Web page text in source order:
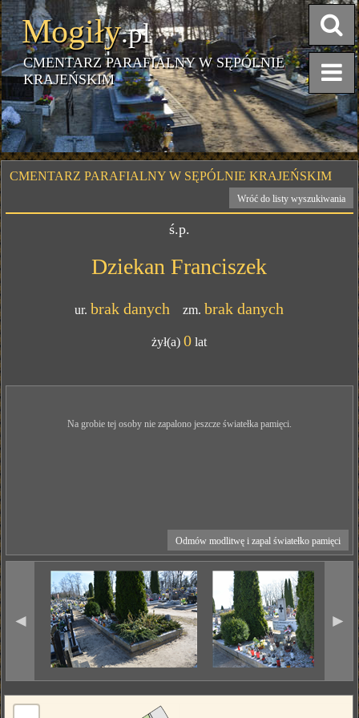
Mogiły.pl
CMENTARZ PARAFIALNY W SĘPÓLNIE
KRAJEŃSKIM
CMENTARZ PARAFIALNY W SĘPÓLNIE KRAJEŃSKIM
Wróć do listy wyszukiwania
ś.p.
Dziekan Franciszek
ur. brak danych zm. brak danych
żył(a)0 lat
Na grobie tej osoby nie zapalono jeszcze światełka pamięci.
Odmów modlitwę i zapal światełko pamięci
◄ ►